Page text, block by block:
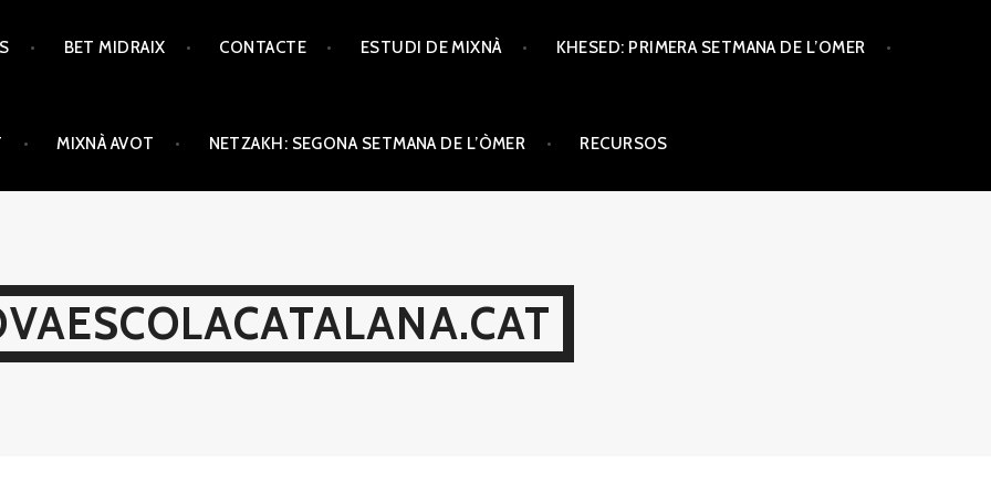
BET MIDRAIX CONTACTE ESTUDI DE MIXNÀ KHESED: PRIMERA SETMANA DE L’OMER
MIXNÀ AVOT NETZAKH: SEGONA SETMANA DE L’ÒMER RECURSOS